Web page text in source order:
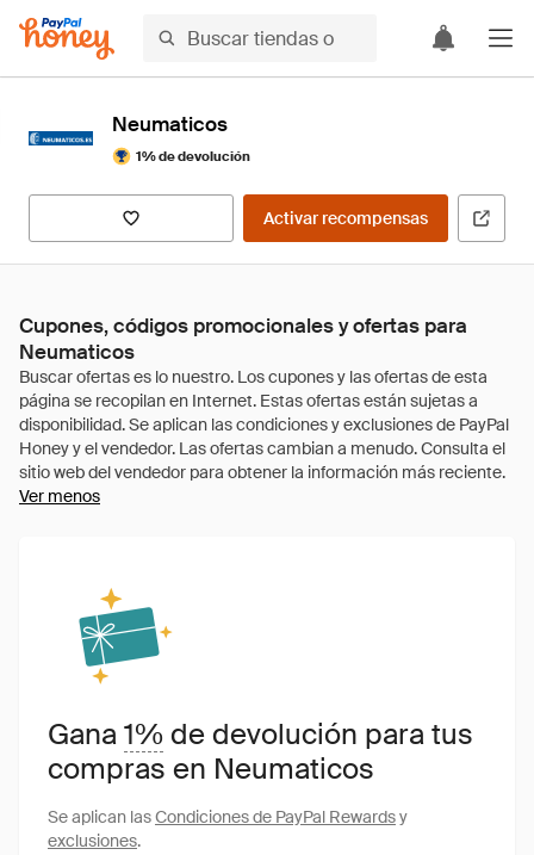
Neumaticos
1% de devolución
Activar recompensas
Cupones, códigos promocionales y ofertas para
Neumaticos
Ver menos
Gana1% de devolución para tus
compras en Neumaticos
Se aplican lasCondiciones de PayPal Rewardsy
exclusiones.